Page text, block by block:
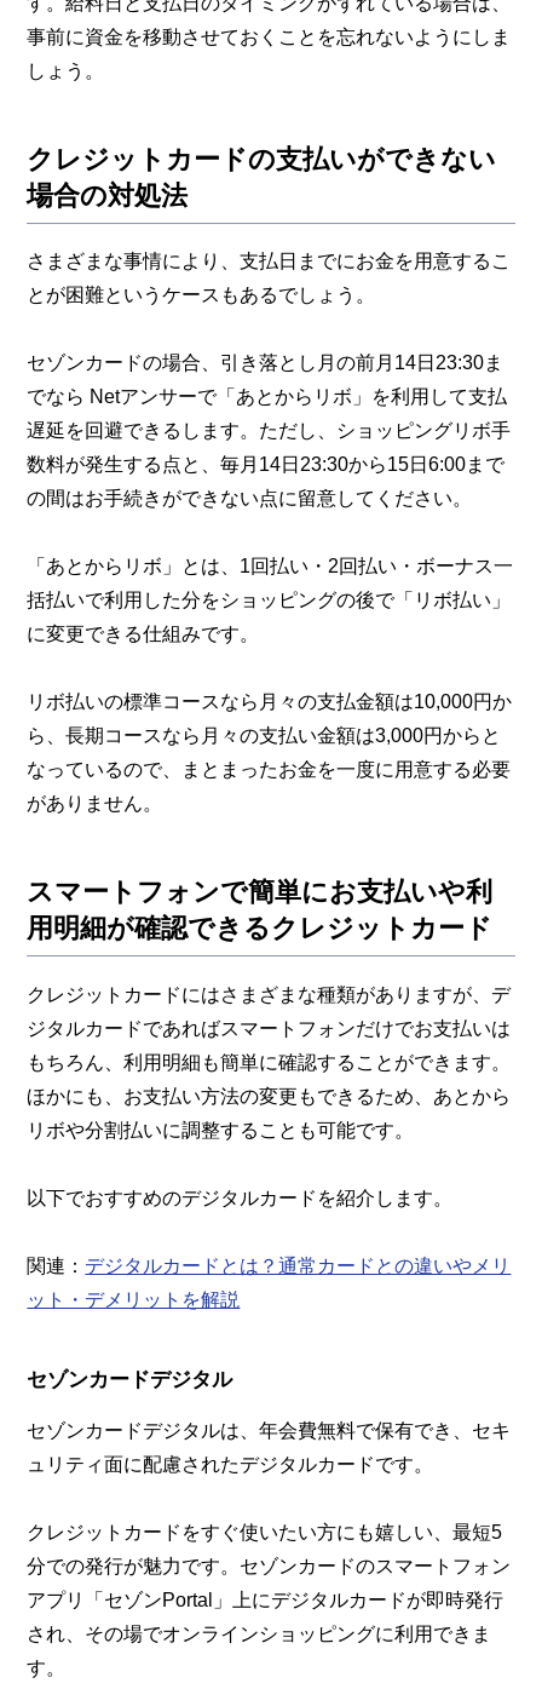
事前に資金を移動させておくことを忘れないようにしま
しょう。
クレジットカードの支払いができない
場合の対処法
さまざまな事情により、支払日までにお金を用意するこ
とが困難というケースもあるでしょう。
セゾンカードの場合、引き落とし月の前月14日23:30ま
でなら Netアンサーで「あとからリボ」を利用して支払
遅延を回避できるします。ただし、ショッピングリボ手
数料が発生する点と、毎月14日23:30から15日6:00まで
の間はお手続きができない点に留意してください。
「あとからリボ」とは、1回払い・2回払い・ボーナス一
括払いで利用した分をショッピングの後で「リボ払い」
に変更できる仕組みです。
リボ払いの標準コースなら月々の支払金額は10,000円か
ら、長期コースなら月々の支払い金額は3,000円からと
なっているので、まとまったお金を一度に用意する必要
がありません。
スマートフォンで簡単にお支払いや利
用明細が確認できるクレジットカード
クレジットカードにはさまざまな種類がありますが、デ
ジタルカードであればスマートフォンだけでお支払いは
もちろん、利用明細も簡単に確認することができます。
ほかにも、お支払い方法の変更もできるため、あとから
リボや分割払いに調整することも可能です。
以下でおすすめのデジタルカードを紹介します。
関連： デジタルカードとは？通常カードとの違いやメリ
ット・デメリットを解説
セゾンカードデジタル
セゾンカードデジタルは、年会費無料で保有でき、セキ
ュリティ面に配慮されたデジタルカードです。
クレジットカードをすぐ使いたい方にも嬉しい、最短5
分での発行が魅力です。セゾンカードのスマートフォン
アプリ「セゾンPortal」上にデジタルカードが即時発行
され、その場でオンラインショッピングに利用できま
す。